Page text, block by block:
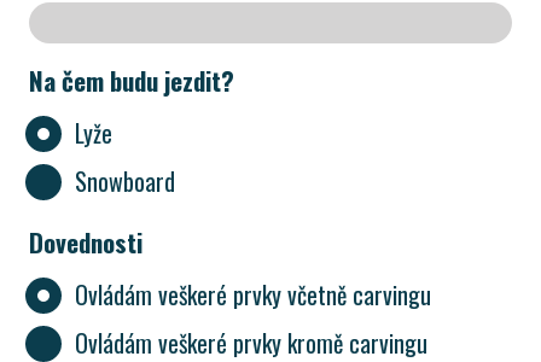
Na čem budu jezdit?
Lyže
Snowboard
Dovednosti
Ovládám veškeré prvky včetně carvingu
Ovládám veškeré prvky kromě carvingu